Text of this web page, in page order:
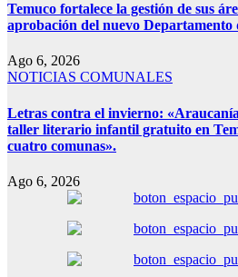
Temuco fortalece la gestión de sus
aprobación del nuevo Departamento
Ago 6, 2026
NOTICIAS COMUNALES
Letras contra el invierno:
taller literario infantil gratuito en
cuatro comunas».
Ago 6, 2026